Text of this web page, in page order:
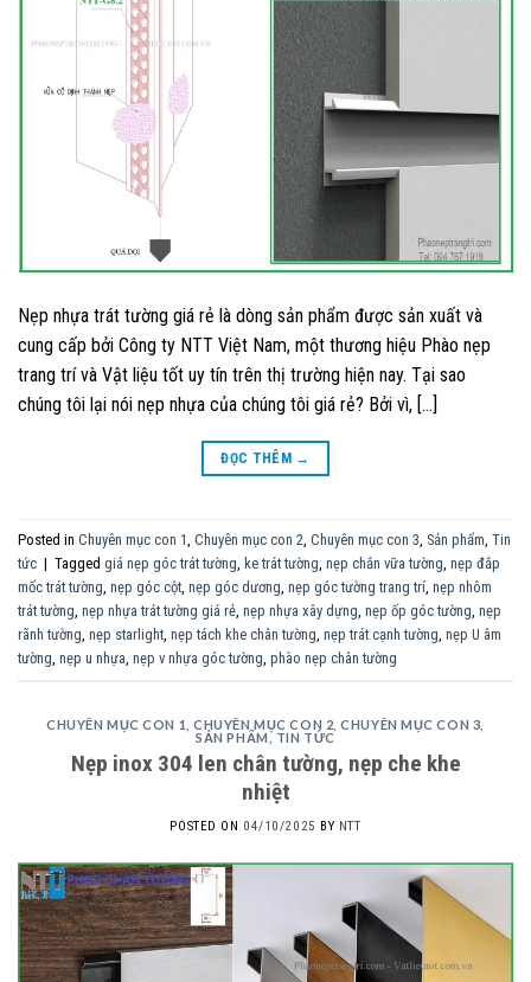
Nẹp nhựa trát tường giá rẻ là dòng sản phẩm được sản xuất và
cung cấp bởi Công ty NTT Việt Nam, một thương hiệu Phào nẹp
trang trí và Vật liệu tốt uy tín trên thị trường hiện nay. Tại sao
chúng tôi lại nói nẹp nhựa của chúng tôi giá rẻ? Bởi vì, […]
ĐỌC THÊM →
Posted in Chuyên mục con 1 Chuyên mục con 2 Chuyên mục con 3 Sản phẩm Tin
tức | Tagged giá nẹp góc trát tường ke trát tường nẹp chắn vữa tường nẹp đắp
mốc trát tường nẹp góc cột nẹp góc dương nẹp góc tường trang trí nẹp nhôm
trát tường nẹp nhựa trát tường giá rẻ nẹp nhựa xây dựng nẹp ốp góc tường nẹp
rãnh tường nẹp starlight nẹp tách khe chân tường nẹp trát cạnh tường nẹp U âm
tường nẹp u nhựa nẹp v nhựa góc tường phào nẹp chân tường
CHUYÊN MỤC CON 1 ,CHUYÊN MỤC CON 2 ,CHUYÊN MỤC CON 3
SẢN PHẨM , TIN TỨC
Nẹp inox 304 len chân tường, nẹp che khe
nhiệt
POSTED ON 04/10/2025 BY NTT